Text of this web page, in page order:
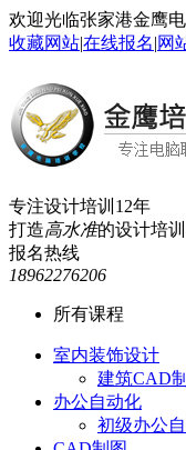
欢迎光临张家港金鹰
收藏网站|在线报名|网
专注设计培训12年
打造高水准的设计培
报名热线
18962276206
所有课程
室内装饰设计
建筑CAD
办公自动化
初级办公